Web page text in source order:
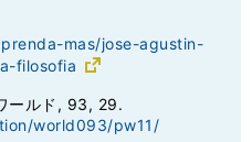
mas/jose-agustin-
filosofia
ールド, 93, 29.
world093/pw11/